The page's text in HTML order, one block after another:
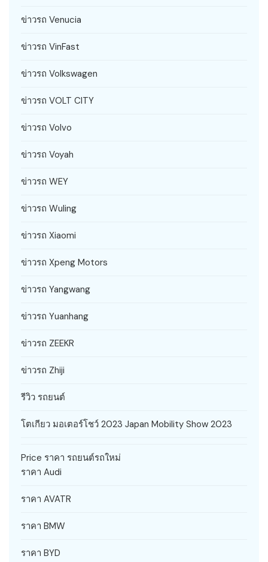
ข่าวรถ Venucia
ข่าวรถ VinFast
ข่าวรถ Volkswagen
ข่าวรถ VOLT CITY
ข่าวรถ Volvo
ข่าวรถ Voyah
ข่าวรถ WEY
ข่าวรถ Wuling
ข่าวรถ Xiaomi
ข่าวรถ Xpeng Motors
ข่าวรถ Yangwang
ข่าวรถ Yuanhang
ข่าวรถ ZEEKR
ข่าวรถ Zhiji
รีวิว รถยนต์
โตเกียว มอเตอร์โชว์ 2023 Japan Mobility Show 2023
Price ราคา รถยนต์รถใหม่
ราคา Audi
ราคา AVATR
ราคา BMW
ราคา BYD